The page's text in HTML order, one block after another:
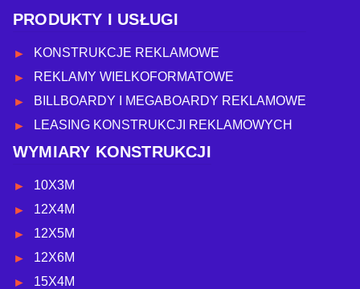
PRODUKTY I USŁUGI
KONSTRUKCJE REKLAMOWE
REKLAMY WIELKOFORMATOWE
BILLBOARDY I MEGABOARDY REKLAMOWE
LEASING KONSTRUKCJI REKLAMOWYCH
WYMIARY KONSTRUKCJI
10X3M
12X4M
12X5M
12X6M
15X4M